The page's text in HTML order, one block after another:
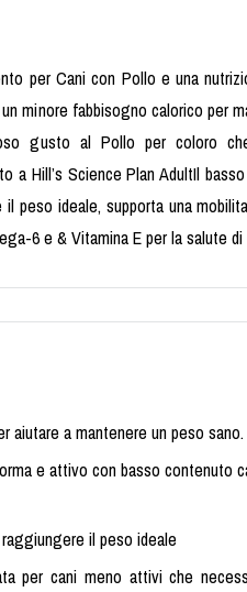
per Cani con Pollo e una
minore fabbisogno calorico per
gusto al Pollo per coloro
a Hill’s Science Plan AdultIl
peso ideale, supporta una
6 e & Vitamina E per la salute
aiutare a mantenere un peso
e attivo con basso contenuto
il peso ideale
per cani meno attivi che